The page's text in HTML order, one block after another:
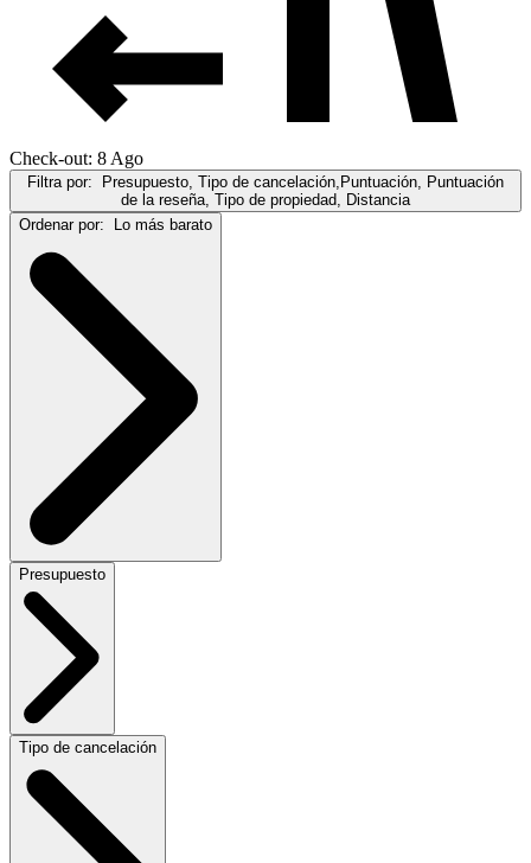
Check-out: 8 Ago
Filtra por: Presupuesto, Tipo de cancelación,Puntuación, Puntuación
de la reseña, Tipo de propiedad, Distancia
Ordenar por: Lo más barato
Presupuesto
Tipo de cancelación